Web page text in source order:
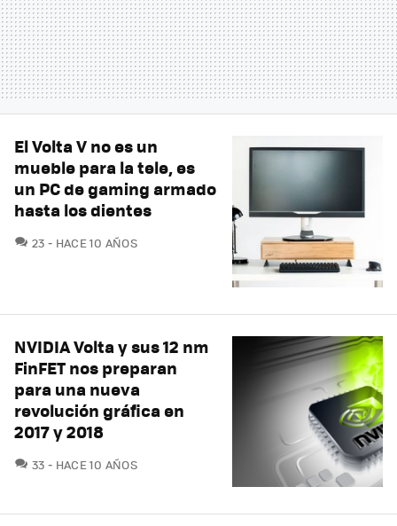
El Volta V no es un
mueble para la tele, es
un PC de gaming armado
hasta los dientes
23 COMENTARIOS
HACE 10 AÑOS
NVIDIA Volta y sus 12 nm
FinFET nos preparan
para una nueva
revolución gráfica en
2017 y 2018
33 COMENTARIOS
HACE 10 AÑOS